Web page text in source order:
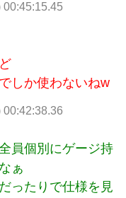
00:45:15.45
しか使わないねw
00:42:38.36
員個別にゲージ持
ぁ
ったりで仕様を見